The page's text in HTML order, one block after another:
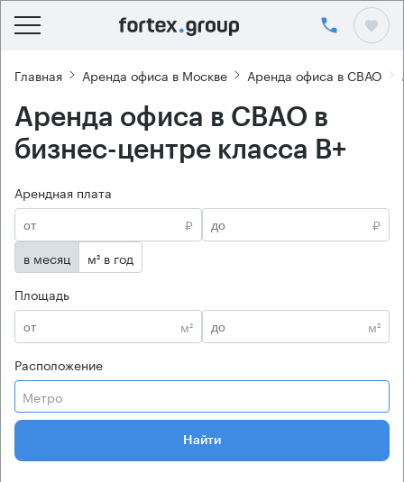
Главная Аренда офиса в Москве Аренда офиса в СВАО
Аренда офиса в СВАО в
бизнес-центре класса B+
Арендная плата
₽
₽
в месяц
м² в год
Площадь
м²
м²
Расположение
Метро
Найти